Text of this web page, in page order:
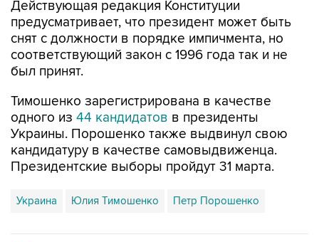
снят с должности в порядке импичмента, но
соответствующий закон с 1996 года так и не
был принят.
Тимошенко зарегистрирована в качестве
Украины. Порошенко также выдвинул свою
кандидатуру в качестве самовыдвиженца.
Президентские выборы пройдут 31 марта.
Украина Юлия Тимошенко Петр Порошенко